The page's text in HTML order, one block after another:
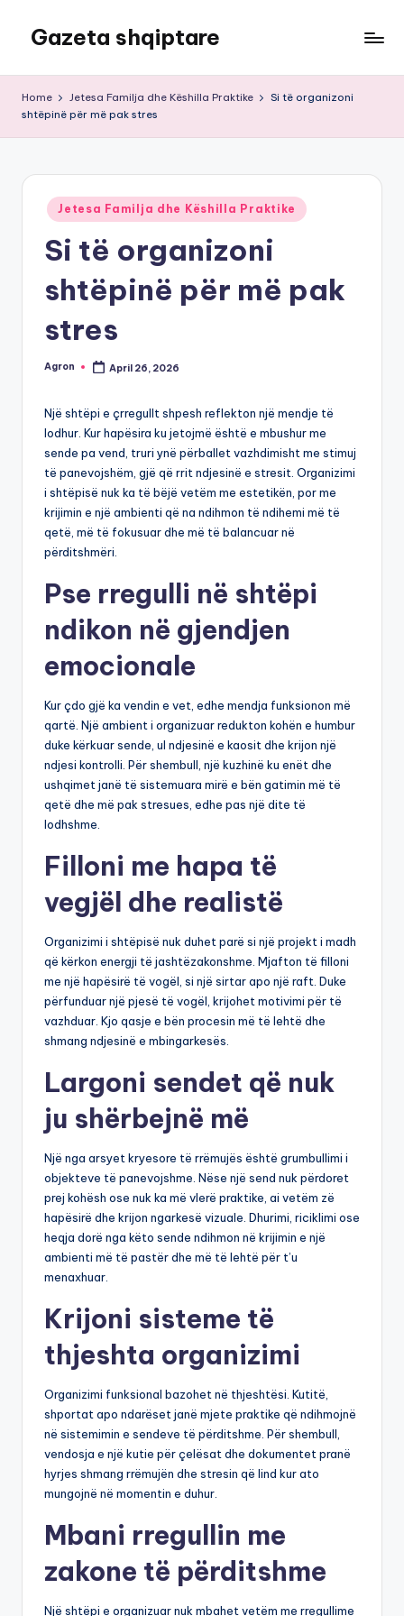
content
Gazeta shqiptare
Home Jetesa Familja dhe Këshilla Praktike
Si të organizoni
shtëpinë për më pak stres
Posted
in
Jetesa Familja dhe Këshilla Praktike
Si të organizoni
shtëpinë për më pak
stres
Posted
Agron April 26, 2026
Një shtëpi e çrregullt shpesh reflekton një mendje të
lodhur. Kur hapësira ku jetojmë është e mbushur me
sende pa vend, truri ynë përballet vazhdimisht me stimuj
të panevojshëm, gjë që rrit ndjesinë e stresit. Organizimi
i shtëpisë nuk ka të bëjë vetëm me estetikën, por me
krijimin e një ambienti që na ndihmon të ndihemi më të
qetë, më të fokusuar dhe më të balancuar në
përditshmëri.
Pse rregulli në shtëpi
ndikon në gjendjen
emocionale
Kur çdo gjë ka vendin e vet, edhe mendja funksionon më
qartë. Një ambient i organizuar redukton kohën e humbur
duke kërkuar sende, ul ndjesinë e kaosit dhe krijon një
ndjesi kontrolli. Për shembull, një kuzhinë ku enët dhe
ushqimet janë të sistemuara mirë e bën gatimin më të
qetë dhe më pak stresues, edhe pas një dite të
lodhshme.
Filloni me hapa të
vegjël dhe realistë
Organizimi i shtëpisë nuk duhet parë si një projekt i madh
që kërkon energji të jashtëzakonshme. Mjafton të filloni
me një hapësirë të vogël, si një sirtar apo një raft. Duke
përfunduar një pjesë të vogël, krijohet motivimi për të
vazhduar. Kjo qasje e bën procesin më të lehtë dhe
shmang ndjesinë e mbingarkesës.
Largoni sendet që nuk
ju shërbejnë më
Një nga arsyet kryesore të rrëmujës është grumbullimi i
objekteve të panevojshme. Nëse një send nuk përdoret
prej kohësh ose nuk ka më vlerë praktike, ai vetëm zë
hapësirë dhe krijon ngarkesë vizuale. Dhurimi, riciklimi ose
heqja dorë nga këto sende ndihmon në krijimin e një
ambienti më të pastër dhe më të lehtë për t’u
menaxhuar.
Krijoni sisteme të
thjeshta organizimi
Organizimi funksional bazohet në thjeshtësi. Kutitë,
shportat apo ndarëset janë mjete praktike që ndihmojnë
në sistemimin e sendeve të përditshme. Për shembull,
vendosja e një kutie për çelësat dhe dokumentet pranë
hyrjes shmang rrëmujën dhe stresin që lind kur ato
mungojnë në momentin e duhur.
Mbani rregullin me
zakone të përditshme
Një shtëpi e organizuar nuk mbahet vetëm me rregullime